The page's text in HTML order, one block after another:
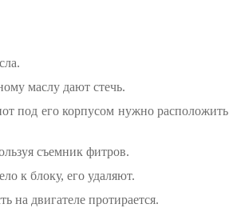
маслу дают стечь.
под его корпусом нужно расположить
съемник фитров.
к блоку, его удаляют.
на двигателе протирается.